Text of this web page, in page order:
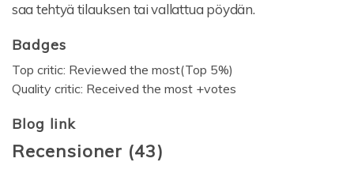
saa tehtyä tilauksen tai vallattua pöydän.
Badges
Top critic: Reviewed the most(Top 5%)
Quality critic: Received the most +votes
Blog link
Recensioner (43)